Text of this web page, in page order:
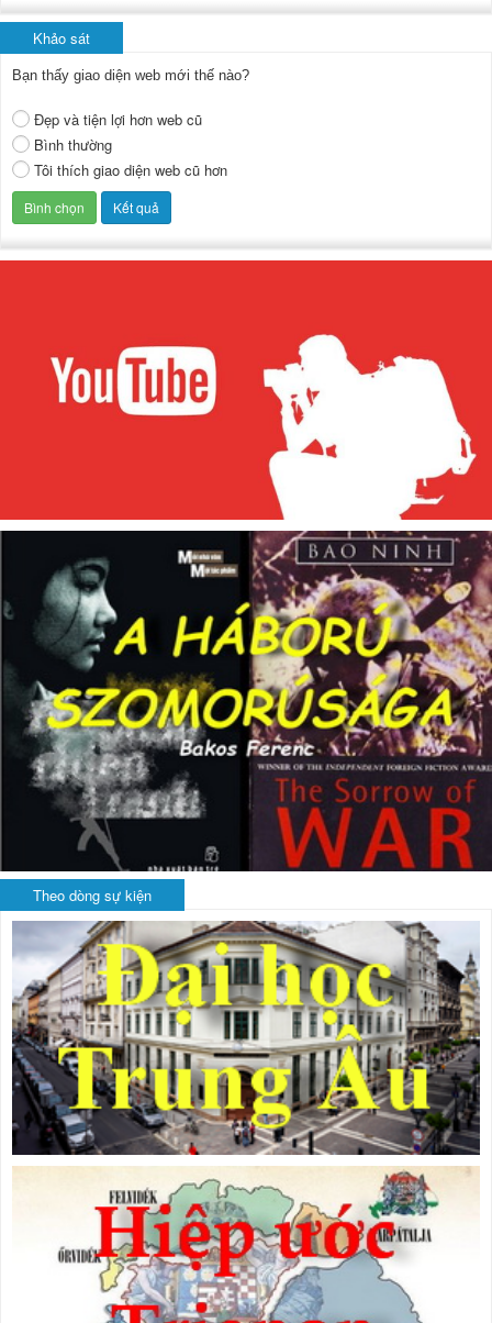
Khảo sát
Bạn thấy giao diện web mới thế nào?
Đẹp và tiện lợi hơn web cũ
Bình thường
Tôi thích giao diện web cũ hơn
Theo dòng sự kiện